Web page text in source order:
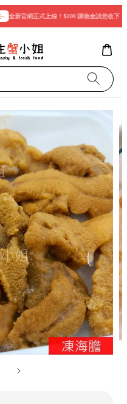
全新官網正式上線！$100 購物金請您收下